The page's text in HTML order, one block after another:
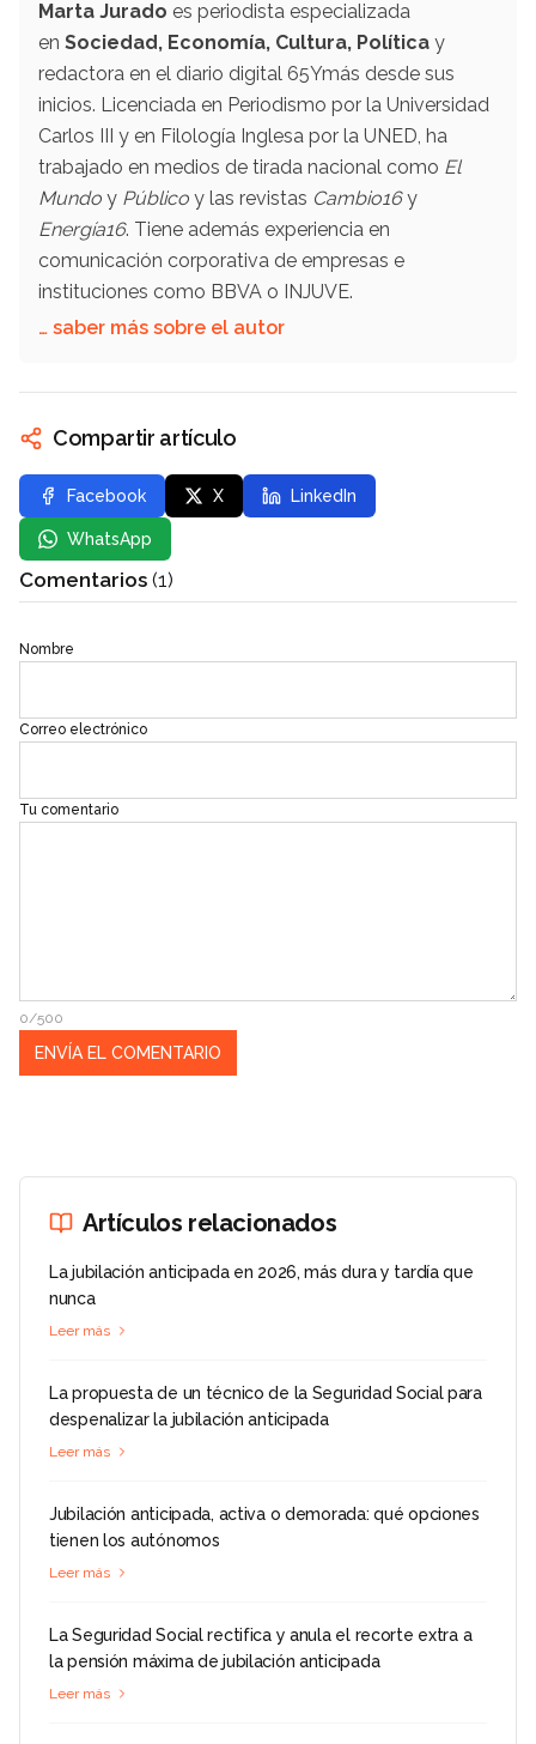
Marta Jurado es periodista especializada
en Sociedad, Economía, Cultura, Política y
redactora en el diario digital 65Ymás desde sus
inicios. Licenciada en Periodismo por la Universidad
Carlos III y en Filología Inglesa por la UNED, ha
trabajado en medios de tirada nacional como El
Mundo y Público y las revistas Cambio16y
Energía16. Tiene además experiencia en
comunicación corporativa de empresas e
instituciones como BBVA o INJUVE.
… saber más sobre el autor
Compartir artículo
Facebook X LinkedIn
WhatsApp
Comentarios (1)
Nombre
Correo electrónico
Tu comentario
0/500
Artículos relacionados
La jubilación anticipada en 2026, más dura y tardía que
nunca
Leer más
La propuesta de un técnico de la Seguridad Social para
despenalizar la jubilación anticipada
Leer más
Jubilación anticipada, activa o demorada: qué opciones
tienen los autónomos
Leer más
La Seguridad Social rectifica y anula el recorte extra a
la pensión máxima de jubilación anticipada
Leer más